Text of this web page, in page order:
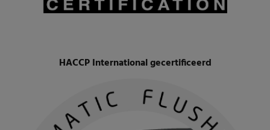
HACCP International gecertificeerd